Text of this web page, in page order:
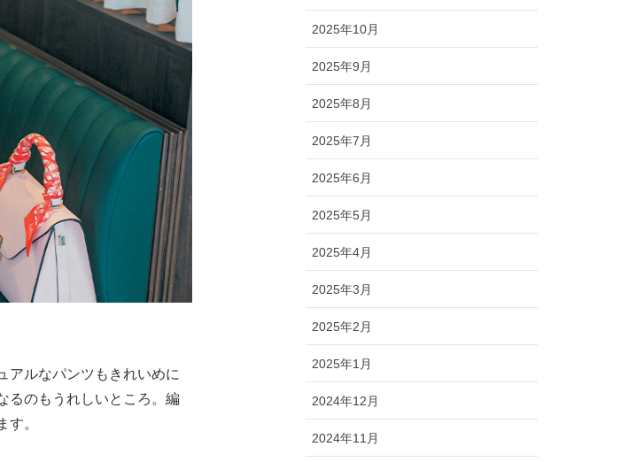
アルなパンツもきれいめに
るのもうれしいところ。編
。
2025年10月
2025年9月
2025年8月
2025年7月
2025年6月
2025年5月
2025年4月
2025年3月
2025年2月
2025年1月
2024年12月
2024年11月